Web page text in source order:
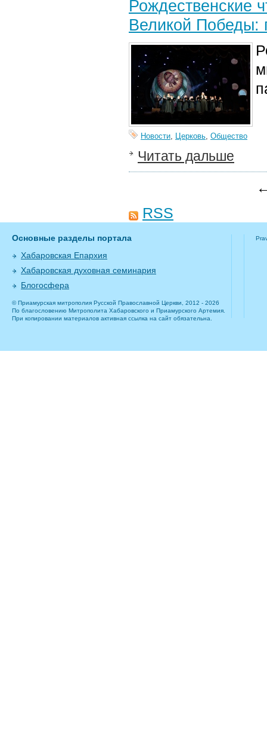
Рождественские
Великой Победы:
Новости, Церковь, Общество
Читать дальше
RSS
Основные разделы портала
Хабаровская Епархия
Хабаровская духовная семинария
Блогосфера
© Приамурская митрополия Русской Православной Церкви, 2012 - 2026
По благословению Митрополита Хабаровского и Приамурского Артемия.
При копировании материалов активная ссылка на сайт обязательна.